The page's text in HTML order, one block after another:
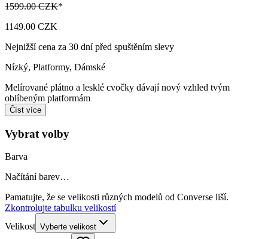
1599.00 CZK*
1149.00 CZK
Nejnižší cena za 30 dní před spuštěním slevy
Nízký, Platformy, Dámské
Melírované plátno a lesklé cvočky dávají nový vzhled tvým
oblíbeným platformám
Číst více
Vybrat volby
Barva
Načítání barev…
Pamatujte, že se velikosti různých modelů od Converse liší.
Zkontrolujte tabulku velikostí
Velikost Vyberte velikost